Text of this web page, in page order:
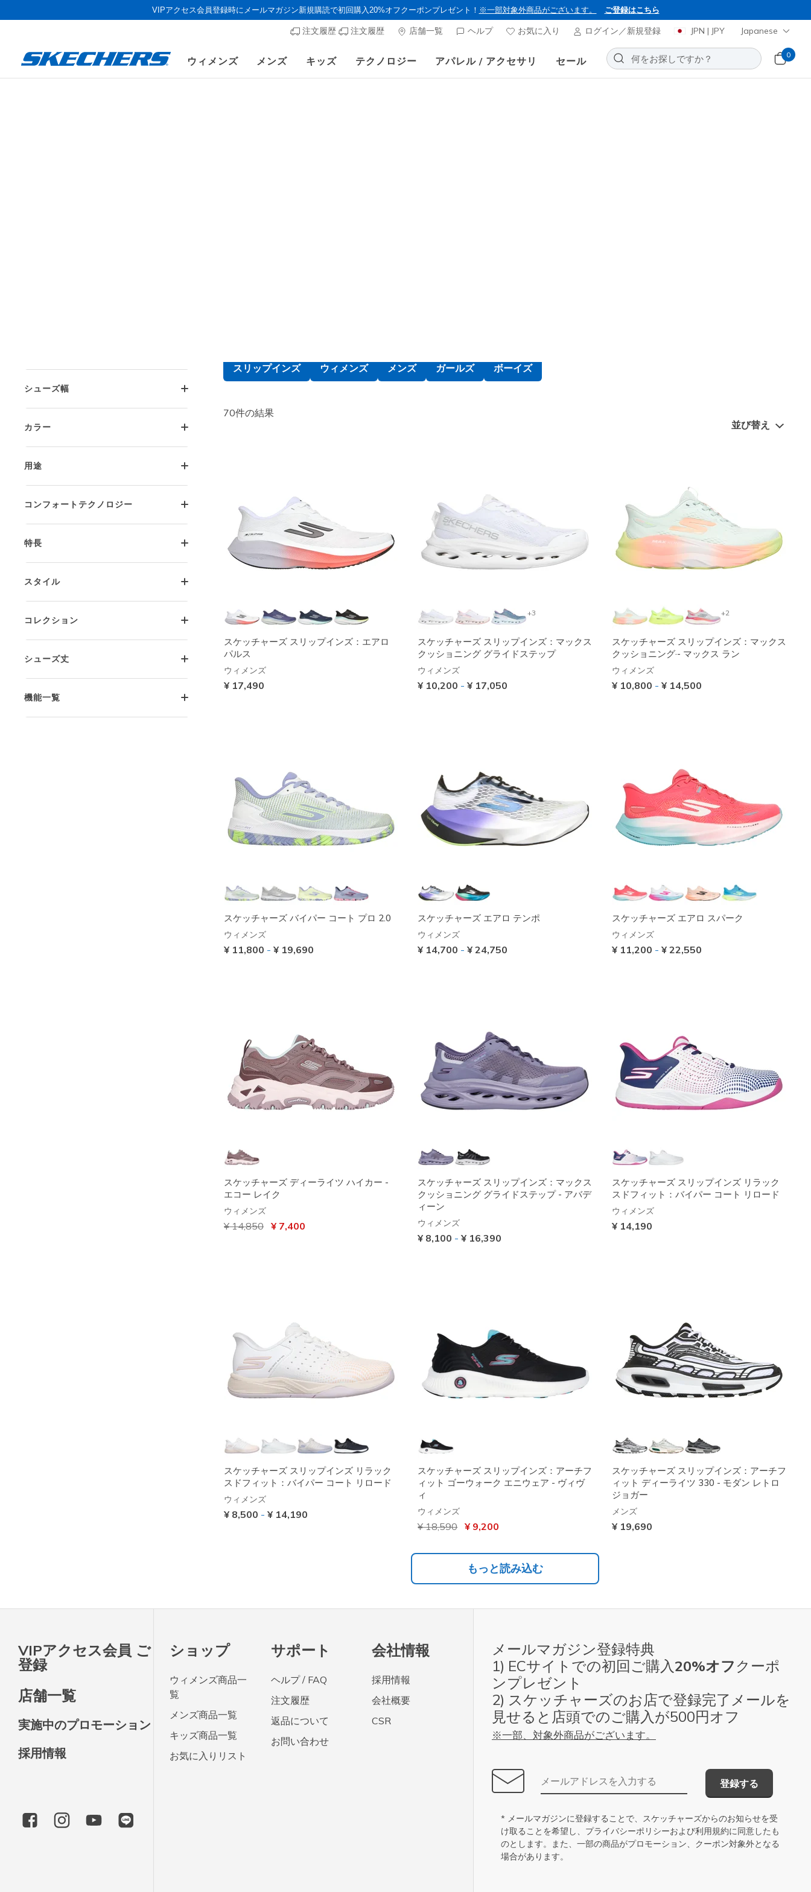
VIPアクセス会員登録時にメールマガジン新規購読で初回購入20%オフクーポンプレゼント！ ※一部対象外商品がございます。 ご登録はこちら
注文履歴 注文履歴 店舗一覧 ヘルプ お気に入り ログイン／新規登録 JPN | JPY Japanese
ウィメンズ メンズ キッズ テクノロジー アパレル / アクセサリ セール
0
シューズ幅
カラー
用途
コンフォートテクノロジー
特長
スタイル
コレクション
シューズ丈
機能一覧
スリップインズ ウィメンズ メンズ ガールズ ボーイズ
70件の結果
並び替え
スケッチャーズ スリップインズ：エアロ
パルス
ウィメンズ
¥ 17,490
+3
スケッチャーズ スリップインズ：マックス
クッショニング グライドステップ
ウィメンズ
¥ 10,200 -¥ 17,050
+2
スケッチャーズ スリップインズ：マックス
クッショニング·- マックス ラン
ウィメンズ
¥ 10,800 - ¥ 14,500
スケッチャーズ バイパー コート プロ 2.0
ウィメンズ
¥ 11,800 - ¥ 19,690
スケッチャーズ エアロ テンポ
ウィメンズ
¥ 14,700 -¥ 24,750
スケッチャーズ エアロ スパーク
ウィメンズ
¥ 11,200 - ¥ 22,550
スケッチャーズ ディーライツ ハイカー -
エコー レイク
ウィメンズ
からの値引き
¥ 14,850 から
¥ 7,400
スケッチャーズ スリップインズ：マックス
クッショニング グライドステップ - アバデ
ィーン
ウィメンズ
¥ 8,100 -¥ 16,390
スケッチャーズ スリップインズ リラック
スドフィット：バイパー コート リロード
ウィメンズ
¥ 14,190
スケッチャーズ スリップインズ リラック
スドフィット：バイパー コート リロード
ウィメンズ
¥ 8,500 - ¥ 14,190
スケッチャーズ スリップインズ：アーチフ
ィット ゴーウォーク エニウェア - ヴィヴ
ィ
ウィメンズ
からの値引き
¥ 18,590から
¥ 9,200
スケッチャーズ スリップインズ：アーチフ
ィット ディーライツ 330 - モダン レトロ
ジョガー
メンズ
¥ 19,690
もっと読み込む
VIPアクセス会員 ご
登録
店舗一覧
実施中のプロモーション
採用情報
ショップ
ウィメンズ商品一
覧
メンズ商品一覧
キッズ商品一覧
お気に入りリスト
サポート
ヘルプ / FAQ
注文履歴
返品について
お問い合わせ
会社情報
採用情報
会社概要
CSR
メールマガジン登録特典
1) ECサイトでの初回ご購入 20%オフクーポ
ンプレゼント
2) スケッチャーズのお店で登録完了メールを
見せると店頭でのご購入が500円オフ
※一部、対象外商品がございます。
メールアドレス
登録する
* メールマガジンに登録することで、スケッチャーズからのお知らせを受
け取ることを希望し、 プライバシーポリシーおよび利用規約に同意したも
のとします。また、一部の商品がプロモーション、クーポン対象外となる
場合があります。